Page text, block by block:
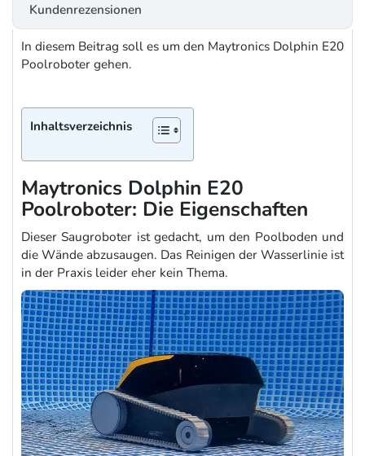
Kundenrezensionen
In diesem Beitrag soll es um den Maytronics Dolphin E20
Poolroboter gehen.
Inhaltsverzeichnis
Maytronics Dolphin E20
Poolroboter: Die Eigenschaften
Dieser Saugroboter ist gedacht, um den Poolboden und
die Wände abzusaugen. Das Reinigen der Wasserlinie ist
in der Praxis leider eher kein Thema.